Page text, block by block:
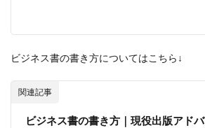
ビジネス書の書き方についてはこちら↓
関連記事
ビジネス書の書き方｜現役出版アドバ